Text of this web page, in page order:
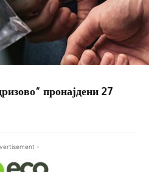
пронајдени 27
-